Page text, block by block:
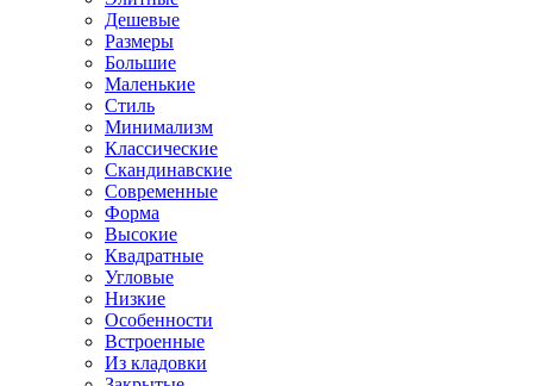
Дешевые
Размеры
Большие
Маленькие
Стиль
Минимализм
Классические
Скандинавские
Современные
Форма
Высокие
Квадратные
Угловые
Низкие
Особенности
Встроенные
Из кладовки